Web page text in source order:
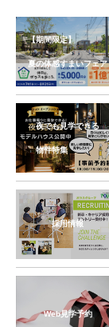
【期間限定】
夏の体感すまいフェア
夜でも見学できる
物件特集
採用情報
Web見学予約